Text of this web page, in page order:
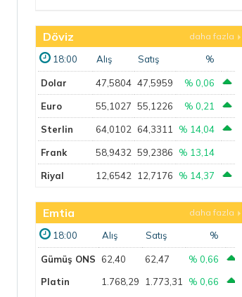
Döviz daha fazla
18:00 Alış Satış %
Dolar 47,5804 47,5959 % 0,06
Euro 55,1027 55,1226 % 0,21
Sterlin 64,0102 64,3311 % 14,04
Frank 58,9432 59,2386 % 13,14
Riyal 12,6542 12,7176 % 14,37
Emtia daha fazla
18:00 Alış Satış %
Gümüş ONS 62,40 62,47
% 0,66
Platin
1.768,29 1.773,31
% 0,66